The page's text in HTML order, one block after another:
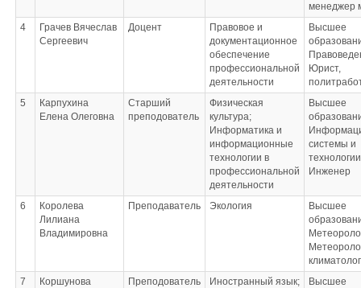
менеджер
4
Грачев Вячеслав
Сергеевич
Доцент
Правовое и
документационное
обеспечение
профессиональной
деятельности
Высшее
Юрист,
5
Карпухина
Елена Олеговна
Старший
преподователь
Физическая
культура;
Информатика и
информационные
технологии в
профессиональной
деятельности
Высшее
системы и
технологии
Инженер
6
Королева
Лилиана
Владимировна
Преподаватель Экология
Высшее
климатолог
7
Коршунова
Преподователь
Иностранный язык;
Высшее